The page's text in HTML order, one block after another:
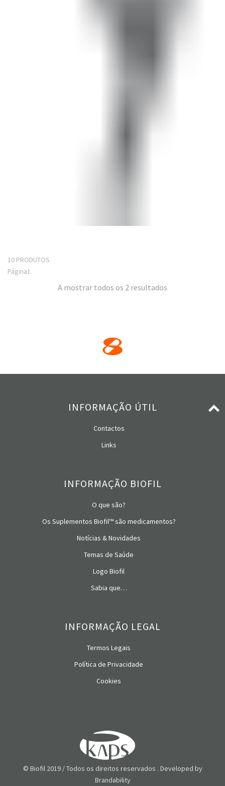
10 PRODUTOS
Página1
A mostrar todos os 2 resultados
INFORMAÇÃO ÚTIL
Contactos
Links
INFORMAÇÃO BIOFIL
O que são?
Os Suplementos Biofil™ são medicamentos?
Notícias & Novidades
Temas de Saúde
Logo Biofil
Sabia que…
INFORMAÇÃO LEGAL
Termos Legais
Política de Privacidade
Cookies
© Biofil 2019 / Todos os direitos reservados . Developed by
Brandability